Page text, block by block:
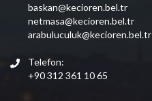
baskan@kecioren.bel.tr
netmasa@kecioren.bel.tr
arabuluculuk@kecioren.bel.tr
Telefon:
+90 312 361 10 65